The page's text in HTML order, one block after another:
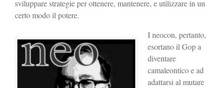
sviluppare strategie per ottenere, mantenere, e utilizzare in un
certo modo il potere.
I neocon, pertanto,
esortano il Gop a
diventare
camaleontico e ad
adattarsi al mutare